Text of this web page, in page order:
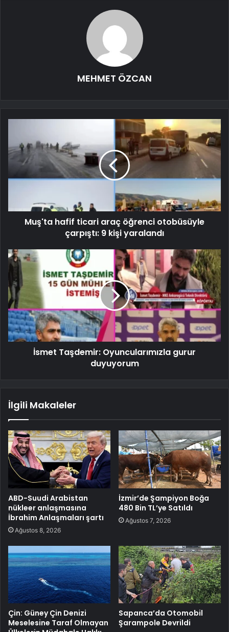
MEHMET ÖZCAN
Muş'ta hafif ticari araç öğrenci otobüsüyle
çarpıştı: 9 kişi yaralandı
İsmet Taşdemir: Oyuncularımızla gurur
duyuyorum
İlgili Makaleler
ABD-Suudi Arabistan
nükleer anlaşmasına
İbrahim Anlaşmaları şartı
Ağustos 8, 2026
İzmir’de Şampiyon Boğa
480 Bin TL’ye Satıldı
Ağustos 7, 2026
Çin: Güney Çin Denizi
Meselesine Taraf Olmayan
Sapanca’da Otomobil
Şarampole Devrildi